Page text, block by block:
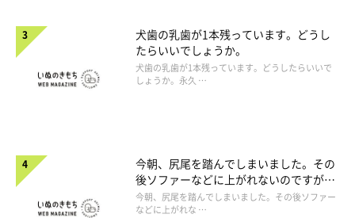
犬歯の乳歯が1本残っています。どうし
たらいいでしょうか。
犬歯の乳歯が1本残っています。どうしたらいいで
しょうか。永久 …
今朝、尻尾を踏んでしまいました。その
後ソファーなどに上がれないのですが、
大丈夫でしょうか。
今朝、尻尾を踏んでしまいました。その後ソファー
などに上がれな …